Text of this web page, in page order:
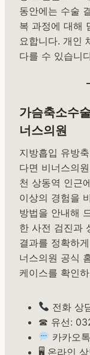
동안에는 수술
복 과정에 대해
요합니다. 개인
다를 수 있습니
가슴축소수
너스의원
지방흡입 유방
다면 비너스의
천 상동역 인근
이상의 경험을
방법을 안내해
한 사전 검진과
결과를 정확하
너스의원 공식
케이스를 확인
전화 상
☎ 유선:
카카오
🖥 온라인